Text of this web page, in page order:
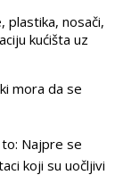
plastika, nosači,
kućišta uz
mora da se
Najpre se
koji su uočljivi